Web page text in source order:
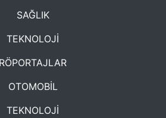
SAĞLIK
TEKNOLOJİ
RÖPORTAJLAR
OTOMOBİL
TEKNOLOJİ